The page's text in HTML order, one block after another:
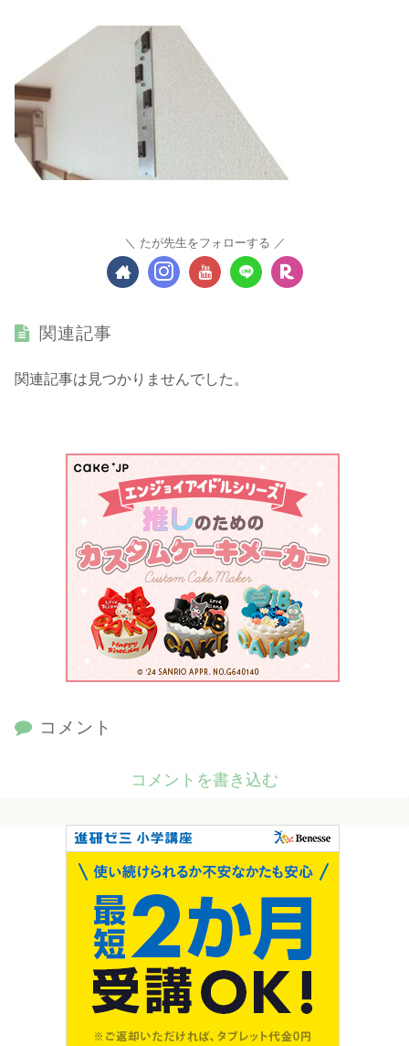
たが先生をフォローする
関連記事
関連記事は見つかりませんでした。
コメント
コメントを書き込む